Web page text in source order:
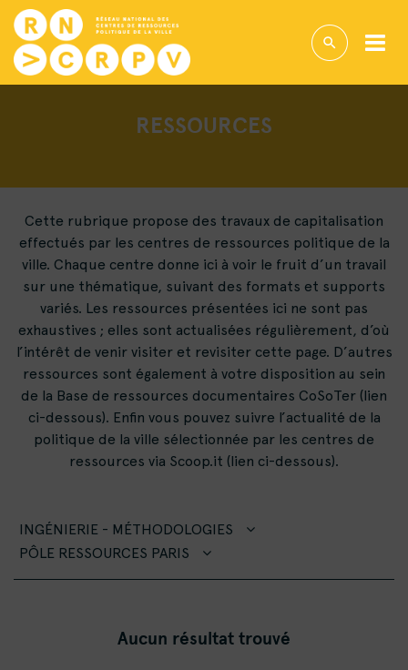
RESSOURCES
Cette rubrique propose des travaux de capitalisation
effectués par les centres de ressources politique de la
ville. Chaque centre donne ici à voir le fruit d’un travail
sur une thématique, suivant des formats et supports
variés. Les ressources présentées ici ne sont pas
exhaustives ; elles sont actualisées régulièrement, d’où
l’intérêt de venir visiter et revisiter cette page. D’autres
ressources sont également à votre disposition au sein
de la Base de ressources documentaires CoSoTer (lien
ci-dessous). Enfin vous pouvez suivre l’actualité de la
politique de la ville sélectionnée par les centres de
ressources via Scoop.it (lien ci-dessous).
INGÉNIERIE - MÉTHODOLOGIES
PÔLE RESSOURCES PARIS
Aucun résultat trouvé